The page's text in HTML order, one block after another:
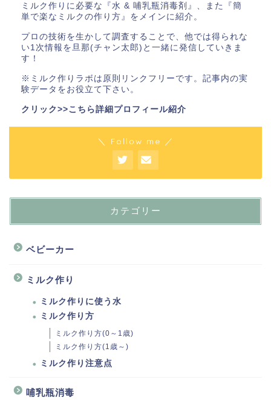
ミルク作りに必要な『水 & 哺乳瓶消毒剤』、また『簡
単で楽なミルクの作り方』をメインに紹介。
プロの技術を生かして調査することで、他では得られな
い1次情報を旦那(チャン太郎)と一緒に発信していきま
す！
※ミルク作りラボは原則リンクフリーです。記事内の実
験データをお役立て下さい。
クリック>>こちら詳細プロフィール紹介
＼ Follow me ／
カテゴリー
ベビーカー
ミルク作り
ミルク作りに使う水
ミルク作り方
ミルク作り方(0～1歳)
ミルク作り方(1歳～)
ミルク作り注意点
哺乳瓶消毒